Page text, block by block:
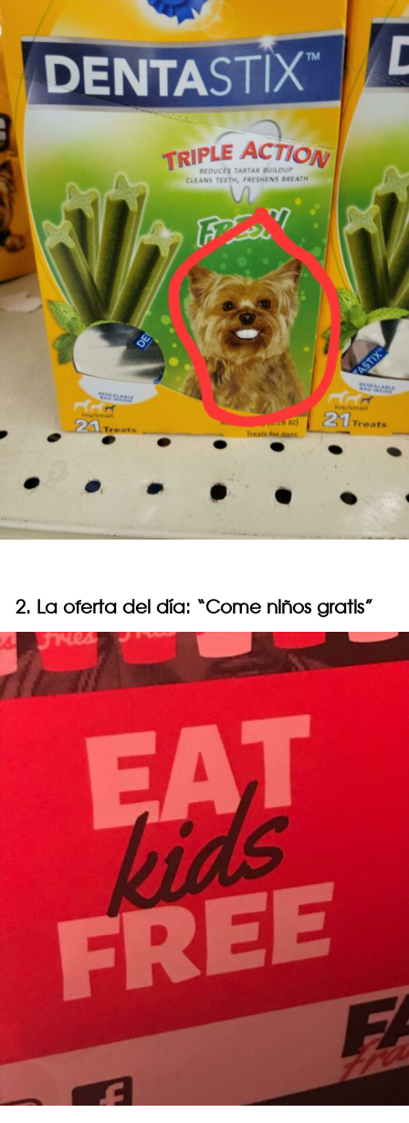
2. La oferta del día: “Come niños gratis”